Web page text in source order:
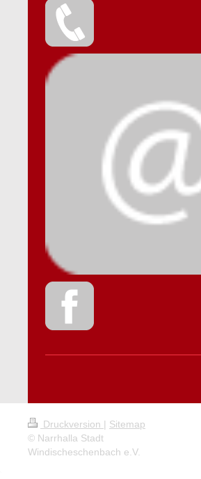
Druckversion | Sitemap
© Narrhalla Stadt
Windischeschenbach e.V.